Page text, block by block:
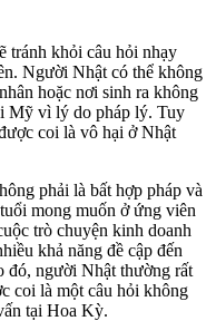
tránh khỏi câu hỏi nhạy
Người Nhật có thể không
hoặc nơi sinh ra không
Mỹ vì lý do pháp lý. Tuy
coi là vô hại ở Nhật
phải là bất hợp pháp và
mong muốn ở ứng viên
trò chuyện kinh doanh
khả năng đề cập đến
đó, người Nhật thường rất
coi là một câu hỏi không
tại Hoa Kỳ.